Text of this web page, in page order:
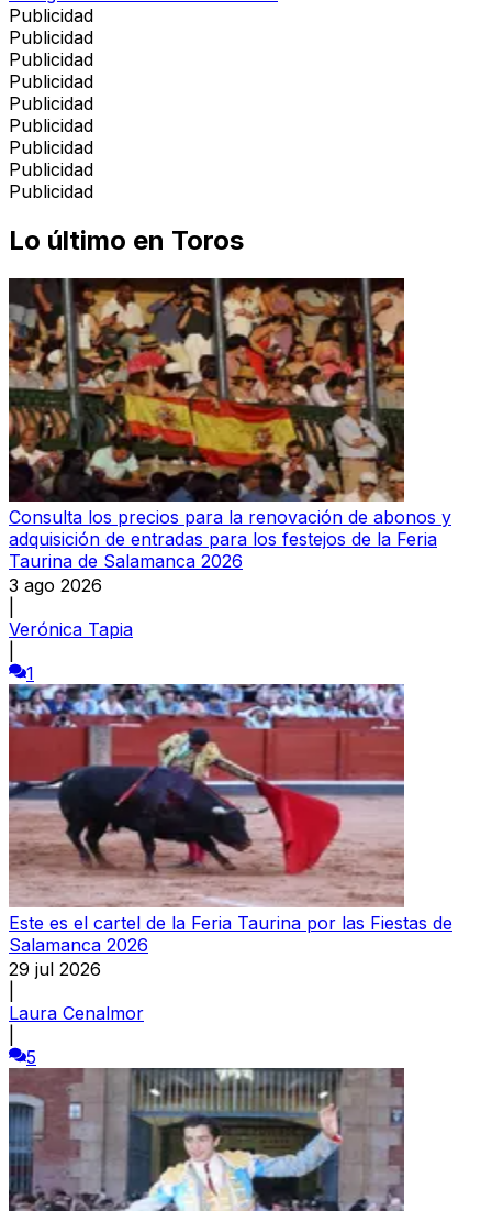
Publicidad
Publicidad
Publicidad
Publicidad
Publicidad
Publicidad
Publicidad
Publicidad
Publicidad
Lo último en Toros
Consulta los precios para la renovación de abonos y
adquisición de entradas para los festejos de la Feria
Taurina de Salamanca 2026
3 ago 2026
Verónica Tapia
1
Este es el cartel de la Feria Taurina por las Fiestas de
Salamanca 2026
29 jul 2026
Laura Cenalmor
5